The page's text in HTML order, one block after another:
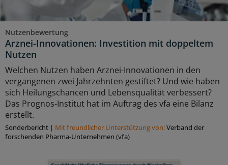
Nutzenbewertung
Arznei-Innovationen: Investition mit doppeltem
Nutzen
Welchen Nutzen haben Arznei-Innovationen in den
vergangenen zwei Jahrzehnten gestiftet? Und wie haben
sich Heilungschancen und Lebensqualität verbessert?
Das Prognos-Institut hat im Auftrag des vfa eine Bilanz
erstellt.
Sonderbericht | Mit freundlicher Unterstützung von:Verband der
forschenden Pharma-Unternehmen (vfa)